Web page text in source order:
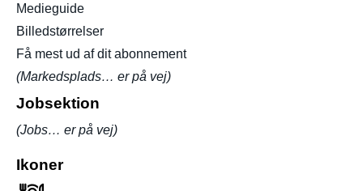
Medieguide
Billedstørrelser
Få mest ud af dit abonnement
(Markedsplads… er på vej)
Jobsektion
(Jobs… er på vej)
Ikoner